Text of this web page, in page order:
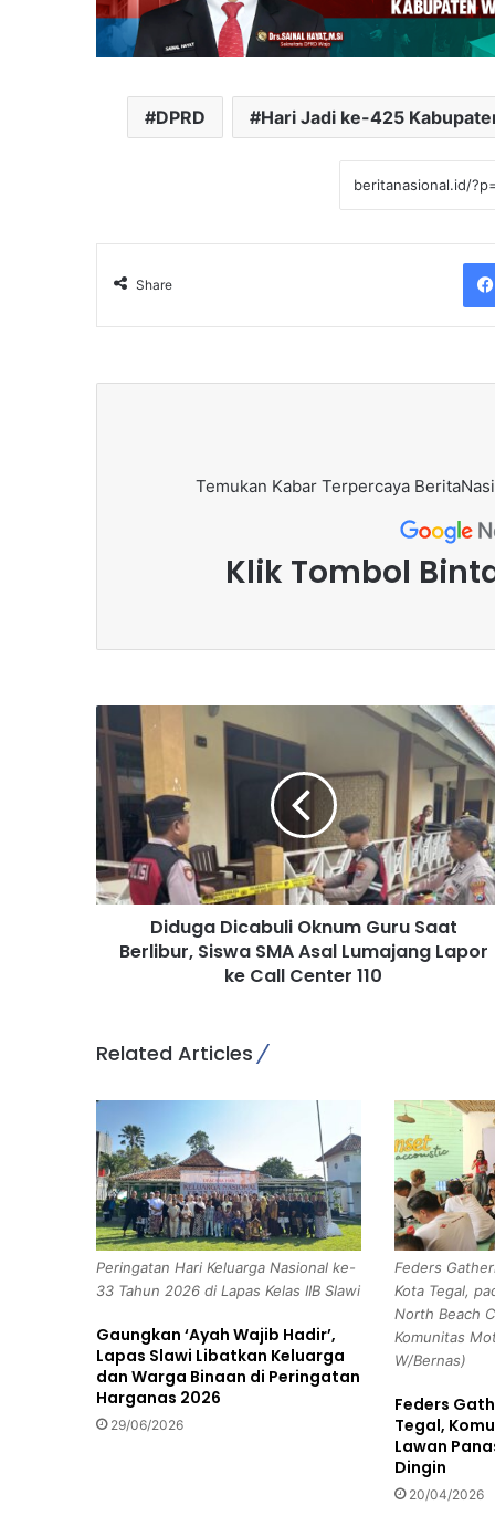
DPRD Hari Jadi ke-425
Share
Temukan Kabar Terpercaya
Klik Tombol
i
d
u
D
i
c
k
m
G
u
r
u
S
a
a
B
e
r
Diduga Dicabuli Oknum Guru Saat
Berlibur, Siswa SMA Asal Lumajang Lapor
ke Call Center 110
Related Articles
Peringatan Hari Keluarga Nasional ke-
33 Tahun 2026 di Lapas Kelas IIB Slawi
Gaungkan ‘Ayah Wajib Hadir’,
Lapas Slawi Libatkan Keluarga
dan Warga Binaan di Peringatan
Harganas 2026
29/06/2026
Feders
Kota Tegal,
North Beach
Komunitas
W/Bernas)
Feders
Tegal,
Lawan
Dingin
20/04/2026